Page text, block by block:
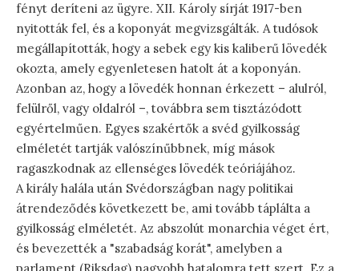
fényt deríteni az ügyre. XII. Károly sírját 1917-ben
nyitották fel, és a koponyát megvizsgálták. A tudósok
megállapították, hogy a sebek egy kis kaliberű lövedék
okozta, amely egyenletesen hatolt át a koponyán.
Azonban az, hogy a lövedék honnan érkezett – alulról,
felülről, vagy oldalról –, továbbra sem tisztázódott
egyértelműen. Egyes szakértők a svéd gyilkosság
elméletét tartják valószínűbbnek, míg mások
ragaszkodnak az ellenséges lövedék teóriájához.
A király halála után Svédországban nagy politikai
átrendeződés következett be, ami tovább táplálta a
gyilkosság elméletét. Az abszolút monarchia véget ért,
és bevezették a "szabadság korát", amelyben a